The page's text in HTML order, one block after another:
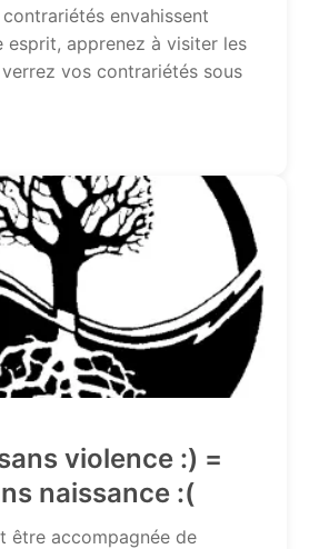
envahissent
esprit, apprenez à visiter les
vos contrariétés sous
violence :) =
naissance :(
être accompagnée de